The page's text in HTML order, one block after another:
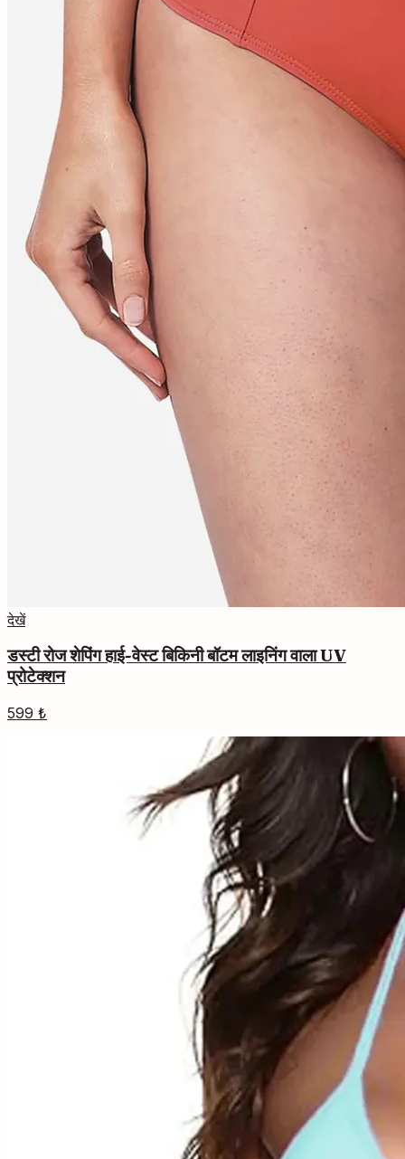
देखें
डस्टी रोज शेपिंग हाई-वेस्ट बिकिनी बॉटम लाइनिंग वाला UV
प्रोटेक्शन
599 ₺